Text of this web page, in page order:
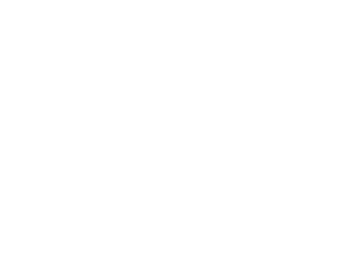
이상의 플랫폼을 살펴보세요.
확인하고 라이브 게임을 운영하세요.
하고 Acquire
경험으로 전환
량 내 경험을 향상시키세요.
드
이터 축하
가요? 여정 시작하기
프랙티스